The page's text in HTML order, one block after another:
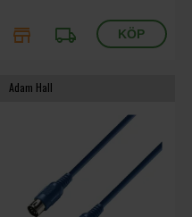
store local_shipping
Adam Hall